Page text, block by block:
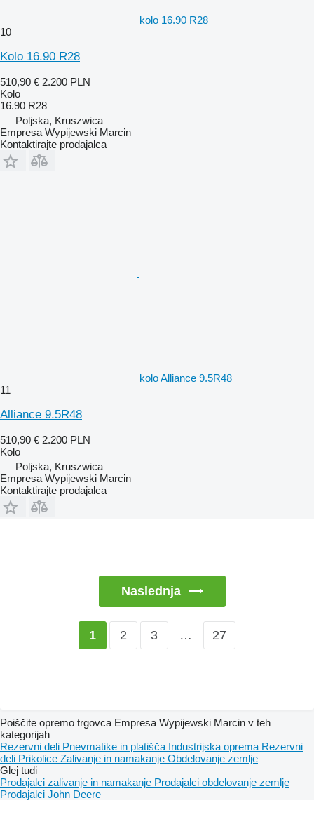
kolo 16.90 R28
10
Kolo 16.90 R28
510,90 € 2.200 PLN
Kolo
16.90 R28
Poljska, Kruszwica
Empresa Wypijewski Marcin
Kontaktirajte prodajalca
kolo Alliance 9.5R48
11
Alliance 9.5R48
510,90 € 2.200 PLN
Kolo
Poljska, Kruszwica
Empresa Wypijewski Marcin
Kontaktirajte prodajalca
Naslednja
1 2 3 … 27
Poiščite opremo trgovca Empresa Wypijewski Marcin v teh
kategorijah
Rezervni deli Pnevmatike in platišča Industrijska oprema Rezervni
deli Prikolice Zalivanje in namakanje Obdelovanje zemlje
Glej tudi
Prodajalci zalivanje in namakanje Prodajalci obdelovanje zemlje
Prodajalci John Deere